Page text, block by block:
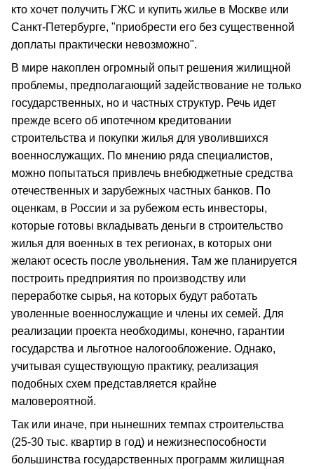
кто хочет получить ГЖС и купить жилье в Москве или
Санкт-Петербурге, "приобрести его без существенной
доплаты практически невозможно".
В мире накоплен огромный опыт решения жилищной
проблемы, предполагающий задействование не только
государственных, но и частных структур. Речь идет
прежде всего об ипотечном кредитовании
строительства и покупки жилья для уволившихся
военнослужащих. По мнению ряда специалистов,
можно попытаться привлечь внебюджетные средства
отечественных и зарубежных частных банков. По
оценкам, в России и за рубежом есть инвесторы,
которые готовы вкладывать деньги в строительство
жилья для военных в тех регионах, в которых они
желают осесть после увольнения. Там же планируется
построить предприятия по производству или
переработке сырья, на которых будут работать
уволенные военнослужащие и члены их семей. Для
реализации проекта необходимы, конечно, гарантии
государства и льготное налогообложение. Однако,
учитывая существующую практику, реализация
подобных схем представляется крайне
маловероятной.
Так или иначе, при нынешних темпах строительства
(25-30 тыс. квартир в год) и нежизнеспособности
большинства государственных программ жилищная